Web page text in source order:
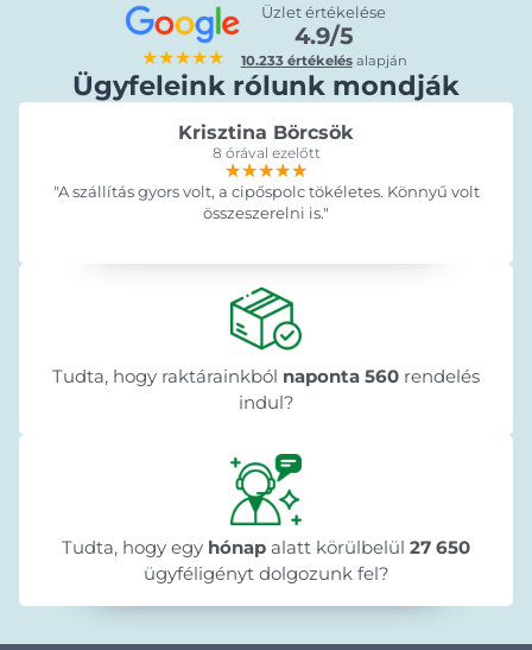
★★★★★
Üzlet értékelése
4.9/5
10.233 értékelésalapján
Ügyfeleink rólunk mondják
Krisztina Börcsök
8 órával ezelőtt
★★★★★
★★★★★
★★★★★
"A szállítás gyors volt, a cipőspolc tökéletes. Könnyű volt
összeszerelni is."
Tudta, hogy raktárainkból naponta 560 rendelés
indul?
Tudta, hogy egy hónap alatt körülbelül 27 650
ügyféligényt dolgozunk fel?